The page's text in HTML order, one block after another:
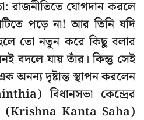
রাজনীতিতে যোগদান করলে
পড়ে না! আর তিনি যদি
তো নতুন করে কিছু বলার
বদলে যায় তাঁর। কিন্তু সেই
অনন্য দৃষ্টান্ত স্থাপন করলেন
বিধানসভা কেন্দ্রের
(Krishna Kanta Saha)